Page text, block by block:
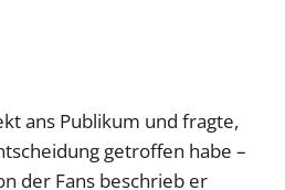
ans Publikum und fragte,
getroffen habe –
der Fans beschrieb er